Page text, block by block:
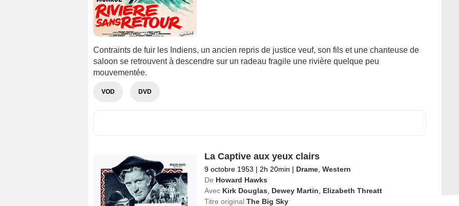
Contraints de fuir les Indiens, un ancien repris de justice veuf, son fils et une chanteuse de
saloon se retrouvent à descendre sur un radeau fragile une rivière quelque peu
mouvementée.
VOD DVD
La Captive aux yeux clairs
9 octobre 1953 | 2h 20min | Drame, Western
De Howard Hawks
Avec Kirk Douglas, Dewey Martin, Elizabeth Threatt
Titre original The Big Sky